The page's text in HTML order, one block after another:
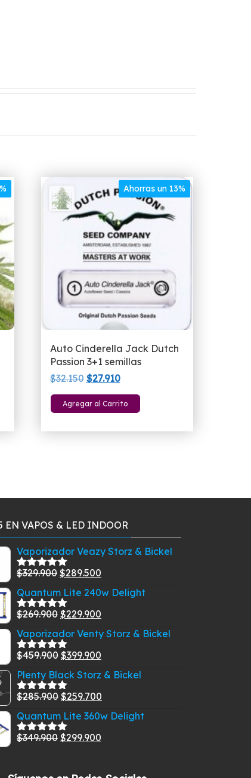
Ahorras un 13%
Auto Cinderella Jack Dutch
Passion 3+1 semillas
$32.150 El
precio
original
$27.910El
precio
actual
Agregar al Carrito
EN VAPOS & LED INDOOR
Vaporizador Veazy Storz & Bickel
Valorado
5
$329.900 El
precio
original
era:
$329.900.
$289.500
precio
actual
es:
$289.500.
Quantum Lite 240w Delight
Valorado
5
$269.900 El
precio
original
era:
$269.900.
$229.900
precio
actual
es:
$229.900.
Vaporizador Venty Storz & Bickel
Valorado
5
$459.900 El
precio
original
era:
$459.900.
$399.900
precio
es:
$399.900.
Plenty Black Storz & Bickel
Valorado
5
$285.900 El
precio
original
era:
$259.700
precio
actual
Quantum Lite 360w Delight
Valorado
$349.900 El
$299.900